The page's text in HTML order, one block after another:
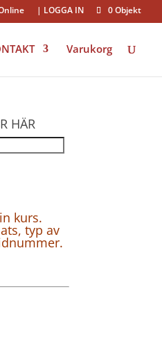
| LOGGA IN 0 Objekt
Varukorg
HÄR
kurs.
typ av